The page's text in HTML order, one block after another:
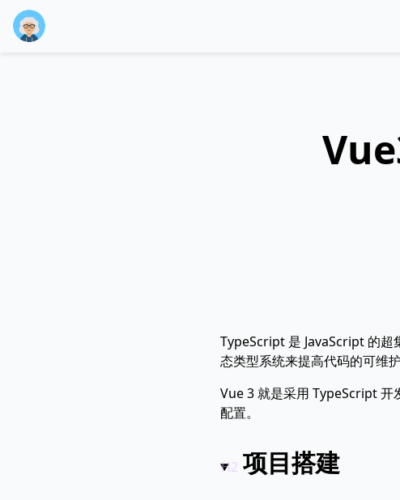
TypeScript 是 JavaScript 的超
态类型系统来提高代码的可维
Vue 3 就是采用 TypeScript 开
配置。
项目搭建